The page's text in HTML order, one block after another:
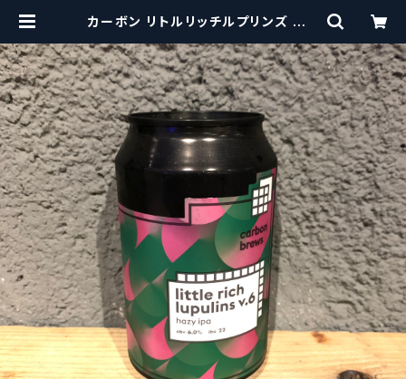
カーボン リトルリッチルプリンズ C
s【クラフトビール】 | craftbeersci
ssors